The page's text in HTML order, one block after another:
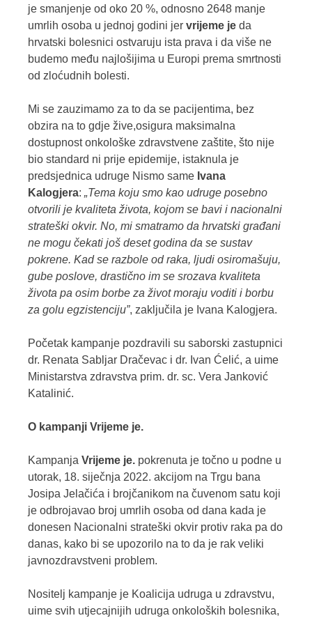
je smanjenje od oko 20 %, odnosno 2648 manje
umrlih osoba u jednoj godini jer vrijeme je da
hrvatski bolesnici ostvaruju ista prava i da više ne
budemo među najlošijima u Europi prema smrtnosti
od zloćudnih bolesti.
Mi se zauzimamo za to da se pacijentima, bez
obzira na to gdje žive,osigura maksimalna
dostupnost onkološke zdravstvene zaštite, što nije
bio standard ni prije epidemije, istaknula je
predsjednica udruge Nismo same Ivana
Kalogjera: „Tema koju smo kao udruge posebno
otvorili je kvaliteta života, kojom se bavi i nacionalni
strateški okvir. No, mi smatramo da hrvatski građani
ne mogu čekati još deset godina da se sustav
pokrene. Kad se razbole od raka, ljudi osiromašuju,
gube poslove, drastično im se srozava kvaliteta
života pa osim borbe za život moraju voditi i borbu
za golu egzistenciju”, zaključila je Ivana Kalogjera.
Početak kampanje pozdravili su saborski zastupnici
dr. Renata Sabljar Dračevac i dr. Ivan Ćelić, a uime
Ministarstva zdravstva prim. dr. sc. Vera Janković
Katalinić.
O kampanji Vrijeme je.
Kampanja Vrijeme je. pokrenuta je točno u podne u
utorak, 18. siječnja 2022. akcijom na Trgu bana
Josipa Jelačića i brojčanikom na čuvenom satu koji
je odbrojavao broj umrlih osoba od dana kada je
donesen Nacionalni strateški okvir protiv raka pa do
danas, kako bi se upozorilo na to da je rak veliki
javnozdravstveni problem.
Nositelj kampanje je Koalicija udruga u zdravstvu,
uime svih utjecajnijih udruga onkoloških bolesnika,